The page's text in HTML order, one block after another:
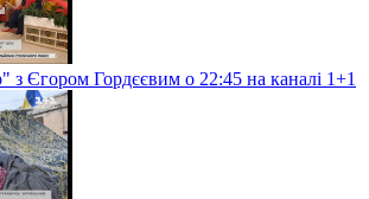
з Єгором Гордєєвим о 22:45 на каналі 1+1